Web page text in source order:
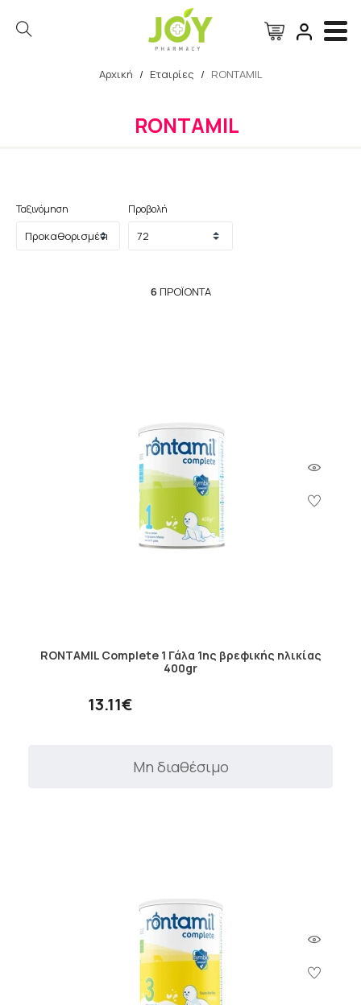
Αρχική / Εταιρίες / RONTAMIL
RONTAMIL
Ταξινόμηση Προβολή
6 ΠΡΟΪΌΝΤΑ
RONTAMIL Complete 1 Γάλα 1ης βρεφικής ηλικίας
400gr
13.11€
Μη διαθέσιμο